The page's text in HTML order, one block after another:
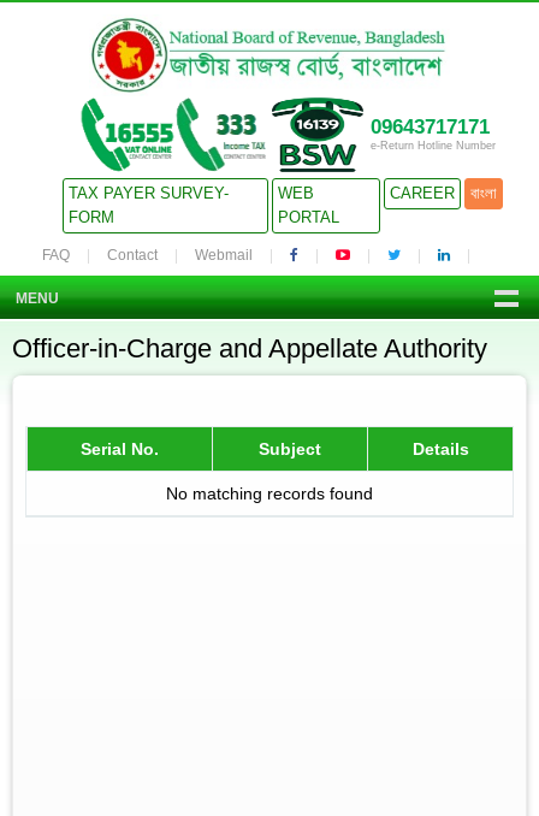
09643717171
e-Return Hotline Number
TAX PAYER SURVEY-
FORM
WEB
PORTAL
CAREER বাংলা
FAQ Contact Webmail
MENU
Officer-in-Charge and Appellate Authority
Serial No. Subject Details
No matching records found